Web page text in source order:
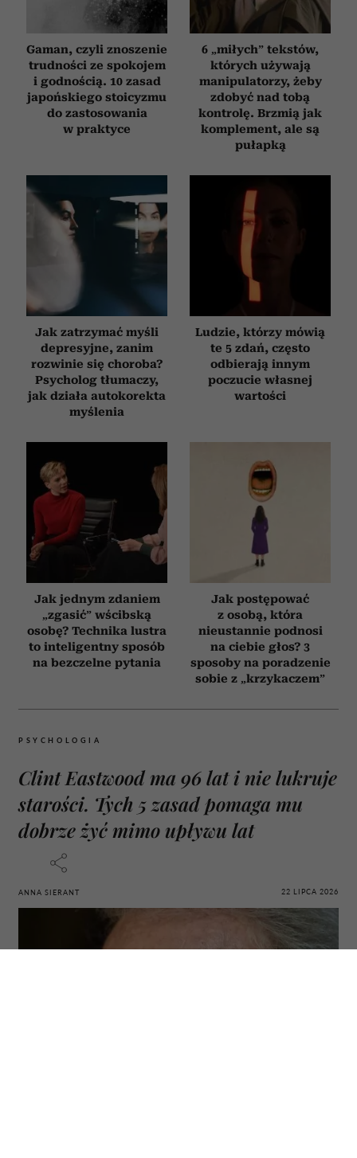
Gaman, czyli znoszenie
trudności ze spokojem
i godnością. 10 zasad
japońskiego stoicyzmu
do zastosowania
w praktyce
6 „miłych” tekstów,
których używają
manipulatorzy, żeby
zdobyć nad tobą
kontrolę. Brzmią jak
komplement, ale są
pułapką
Jak zatrzymać myśli
depresyjne, zanim
rozwinie się choroba?
Psycholog tłumaczy,
jak działa autokorekta
myślenia
Ludzie, którzy mówią
te 5 zdań, często
odbierają innym
poczucie własnej
wartości
Jak jednym zdaniem
„zgasić” wścibską
osobę? Technika lustra
to inteligentny sposób
na bezczelne pytania
Jak postępować
z osobą, która
nieustannie podnosi
na ciebie głos? 3
sposoby na poradzenie
sobie z „krzykaczem”
PSYCHOLOGIA
Clint Eastwood ma 96 lat i nie lukruje
starości. Tych 5 zasad pomaga mu
dobrze żyć mimo upływu lat
ANNA SIERANT 22 LIPCA 2026